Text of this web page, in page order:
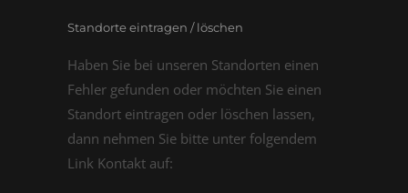
Standorte eintragen / löschen
Haben Sie bei unseren Standorten einen
Fehler gefunden oder möchten Sie einen
Standort eintragen oder löschen lassen,
dann nehmen Sie bitte unter folgendem
Link Kontakt auf: